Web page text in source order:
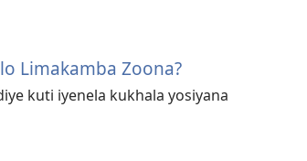
Limakamba Zoona?
kuti iyenela kukhala yosiyana